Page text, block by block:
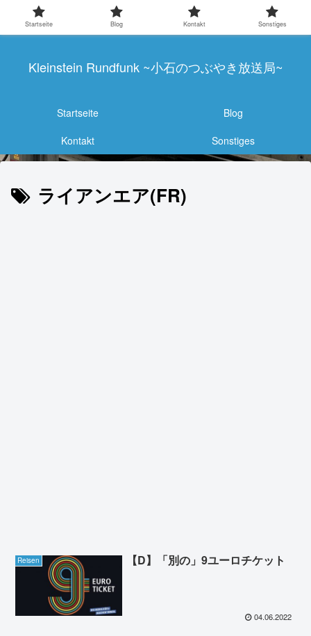
Kleinstein Rundfunk ~小石のつぶやき放送局~
Startseite
Blog
Kontakt
Sonstiges
ライアンエア(FR)
Reisen 【D】「別の」9ユーロチケット
04.06.2022
Startseite Blog Kontakt Sonstiges